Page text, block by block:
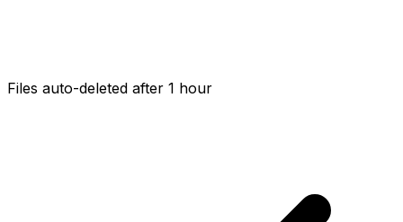
Files auto-deleted after 1 hour